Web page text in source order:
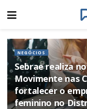
NEGÓCIOS
Sebrae realiza
Movimente nas
fortalecer o
feminino no